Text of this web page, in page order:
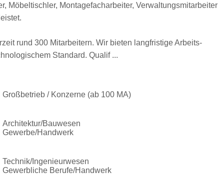
Möbeltischler, Montagefacharbeiter, Verwaltungsmitarbeiter
rund 300 Mitarbeitern. Wir bieten langfristige Arbeits-
Standard. Qualif ...
Großbetrieb / Konzerne (ab 100 MA)
Architektur/Bauwesen
Gewerbe/Handwerk
Technik/Ingenieurwesen
Gewerbliche Berufe/Handwerk